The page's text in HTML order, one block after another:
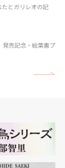
たとガリレオの記
発売記念・絵葉書プ